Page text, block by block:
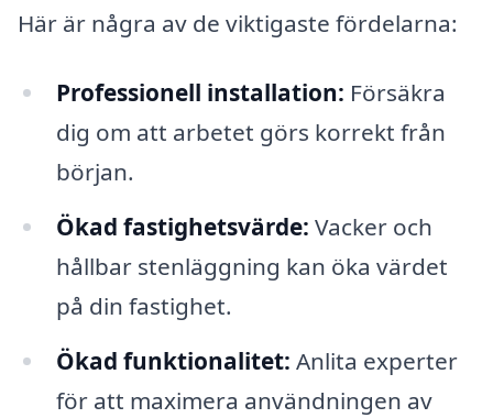
Här är några av de viktigaste fördelarna:
Professionell installation: Försäkra
dig om att arbetet görs korrekt från
början.
Ökad fastighetsvärde: Vacker och
hållbar stenläggning kan öka värdet
på din fastighet.
Ökad funktionalitet: Anlita experter
för att maximera användningen av